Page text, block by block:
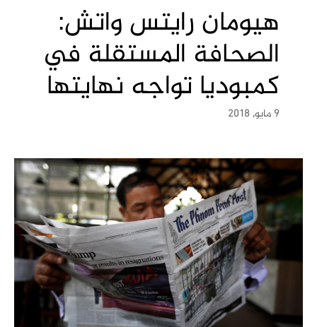
هيومان رايتس واتش:
الصحافة المستقلة في
كمبوديا تواجه نهايتها
9 مايو, 2018